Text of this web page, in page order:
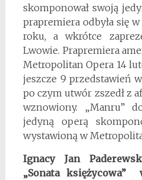
skomponował swoją
prapremiera odbyła się
roku, a wkrótce
Lwowie. Prapremiera
Metropolitan Opera 14
jeszcze 9 przedstawień
po czym utwór zszedł z
wznowiony. „Manru”
jedyną operą
wystawioną w
Ignacy Jan
„Sonata